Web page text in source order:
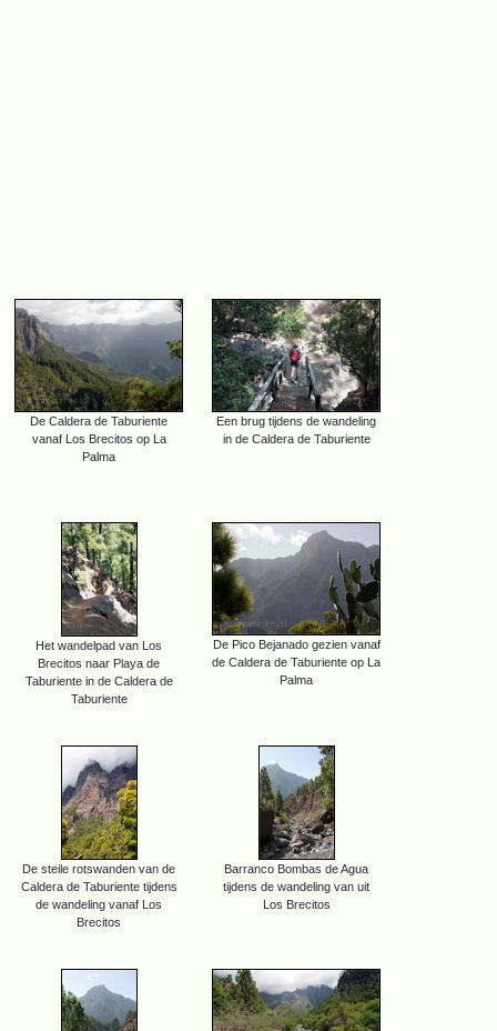
De Caldera de Taburiente
vanaf Los Brecitos op La
Palma
Een brug tijdens de wandeling
in de Caldera de Taburiente
Het wandelpad van Los
Brecitos naar Playa de
Taburiente in de Caldera de
Taburiente
De Pico Bejanado gezien vanaf
de Caldera de Taburiente op La
Palma
De steile rotswanden van de
Caldera de Taburiente tijdens
de wandeling vanaf Los
Brecitos
Barranco Bombas de Agua
tijdens de wandeling van uit
Los Brecitos